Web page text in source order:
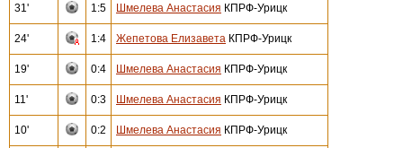
31' 1:5 Шмелева Анастасия КПРФ-Урицк
24' 1:4 Жепетова Елизавета КПРФ-Урицк
19' 0:4 Шмелева Анастасия КПРФ-Урицк
11' 0:3 Шмелева Анастасия КПРФ-Урицк
10' 0:2 Шмелева Анастасия КПРФ-Урицк